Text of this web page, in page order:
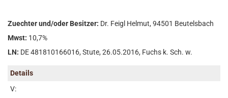
Zuechter und/oder Besitzer: Dr. Feigl Helmut, 94501 Beutelsbach
Mwst: 10,7%
LN: DE 481810166016, Stute, 26.05.2016, Fuchs k. Sch. w.
Details
V: